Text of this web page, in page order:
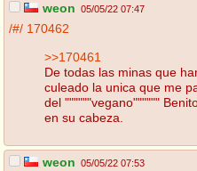
weon 05/05/22 07:47
/#/ 170462
>>170461
De todas las minas que
culeado la unica que me
del """"""vegano""""""
en su cabeza.
weon 05/05/22 07:53